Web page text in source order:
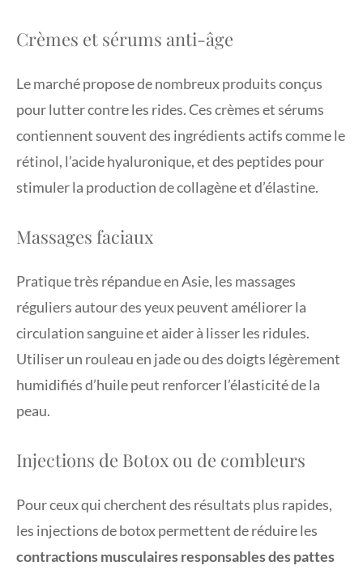
Crèmes et sérums anti-âge
Le marché propose de nombreux produits conçus
pour lutter contre les rides. Ces crèmes et sérums
contiennent souvent des ingrédients actifs comme le
rétinol, l’acide hyaluronique, et des peptides pour
stimuler la production de collagène et d’élastine.
Massages faciaux
Pratique très répandue en Asie, les massages
réguliers autour des yeux peuvent améliorer la
circulation sanguine et aider à lisser les ridules.
Utiliser un rouleau en jade ou des doigts légèrement
humidifiés d’huile peut renforcer l’élasticité de la
peau.
Injections de Botox ou de combleurs
Pour ceux qui cherchent des résultats plus rapides,
les injections de botox permettent de réduire les
contractions musculaires responsables des pattes